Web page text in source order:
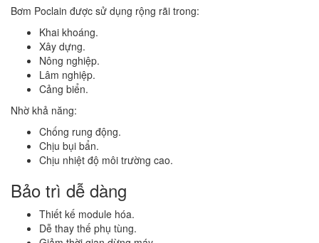
Bơm Poclain được sử dụng rộng rãi trong:
Khai khoáng.
Xây dựng.
Nông nghiệp.
Lâm nghiệp.
Cảng biển.
Nhờ khả năng:
Chống rung động.
Chịu bụi bẩn.
Chịu nhiệt độ môi trường cao.
Bảo trì dễ dàng
Thiết kế module hóa.
Dễ thay thế phụ tùng.